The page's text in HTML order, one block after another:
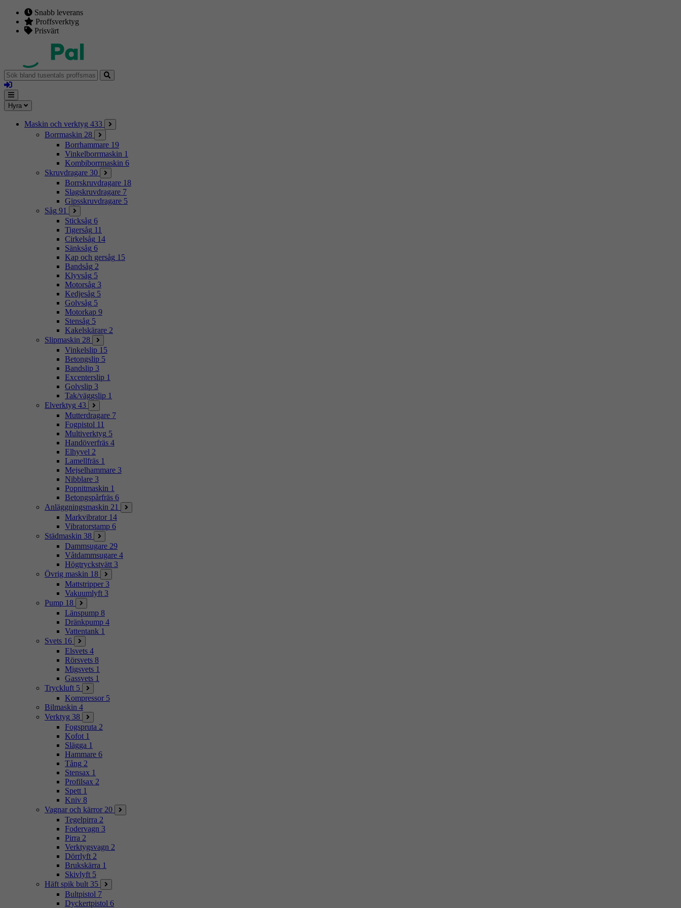
Snabb leverans
Proffsverktyg
Prisvärt
Sök
bland
tusentals
proffsmaskiner
Logga
in
Mina
sidor
Meny
Hyra
Maskin och verktyg 433
Borrmaskin 28
Borrhammare 19
Vinkelborrmaskin 1
Kombiborrmaskin 6
Skruvdragare 30
Borrskruvdragare 18
Slagskruvdragare 7
Gipsskruvdragare 5
Såg 91
Sticksåg 6
Tigersåg 11
Cirkelsåg 14
Sänksåg 6
Kap och gersåg 15
Bandsåg 2
Klyvsåg 5
Motorsåg 3
Kedjesåg 5
Golvsåg 5
Motorkap 9
Stensåg 5
Kakelskärare 2
Slipmaskin 28
Vinkelslip 15
Betongslip 5
Bandslip 3
Excenterslip 1
Golvslip 3
Tak/väggslip 1
Elverktyg 43
Mutterdragare 7
Fogpistol 11
Multiverktyg 5
Handöverfräs 4
Elhyvel 2
Lamellfräs 1
Mejselhammare 3
Nibblare 3
Popnitmaskin 1
Betongspårfräs 6
Anläggningsmaskin 21
Markvibrator 14
Vibratorstamp 6
Städmaskin 38
Dammsugare 29
Våtdammsugare 4
Högtryckstvätt 3
Övrig maskin 18
Mattstripper 3
Vakuumlyft 3
Pump 18
Länspump 8
Dränkpump 4
Vattentank 1
Svets 16
Elsvets 4
Rörsvets 8
Migsvets 1
Gassvets 1
Tryckluft 5
Kompressor 5
Bilmaskin 4
Verktyg 38
Fogspruta 2
Kofot 1
Slägga 1
Hammare 6
Tång 2
Stensax 1
Profilsax 2
Spett 1
Kniv 8
Vagnar och kärror 20
Tegelpirra 2
Fodervagn 3
Pirra 2
Verktygsvagn 2
Dörrlyft 2
Brukskärra 1
Skivlyft 5
Häft spik bult 35
Bultpistol 7
Dyckertpistol 6